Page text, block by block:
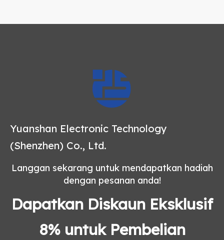
Yuanshan Electronic Technology
(Shenzhen) Co., Ltd.
Langgan sekarang untuk mendapatkan hadiah
dengan pesanan anda!
Dapatkan Diskaun Eksklusif
8% untuk Pembelian